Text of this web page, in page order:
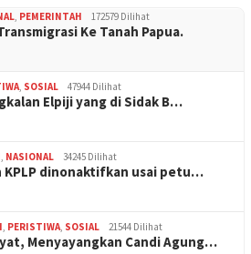
PEMERINTAH 172579 Dilihat
Ke Tanah Papua.
SOSIAL 47944 Dilihat
Elpiji yang di Sidak B…
NASIONAL 34245 Dilihat
KPLP dinonaktifkan usai petu…
PERISTIWA SOSIAL 21544 Dilihat
Menyayangkan Candi Agung…